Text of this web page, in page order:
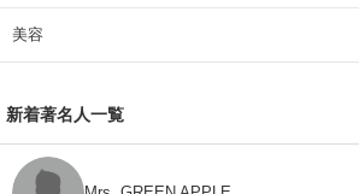
美容
新着著名人一覧